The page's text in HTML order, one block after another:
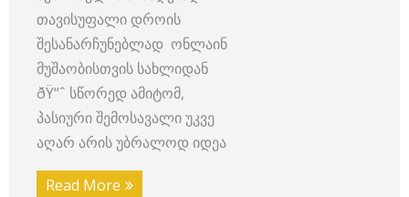
თავისუფალი დროის
შესანარჩუნებლად ონლაინ
მუშაობისთვის სახლიდან
ðŸ“ˆ სწორედ ამიტომ,
პასიური შემოსავალი უკვე
აღარ არის უბრალოდ იდეა
Read More